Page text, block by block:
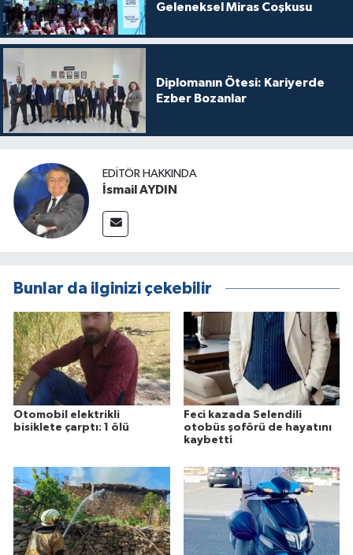
Geleneksel Miras Coşkusu
Diplomanın Ötesi: Kariyerde
Ezber Bozanlar
EDITÖR HAKKINDA
İsmail AYDIN
Bunlar da ilginizi çekebilir
Otomobil elektrikli
bisiklete çarptı: 1 ölü
Feci kazada Selendili
otobüs şoförü de hayatını
kaybetti